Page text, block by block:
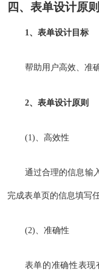
四、表单设计原
1、表单设计目标
帮助用户高效、准
2、表单设计原则
(1)、高效性
通过合理的信息输
完成表单页的信息填写任
(2)、准确性
表单的准确性表现